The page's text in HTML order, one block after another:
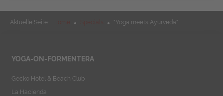
Aktuelle Seite: "Yoga meets Ayurveda"
YOGA-ON-FORMENTERA
Gecko Hotel & Beach Club
La Hacienda